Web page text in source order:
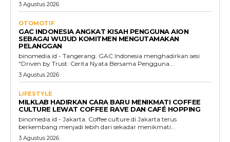
3 Agustus 2026
OTOMOTIF
GAC INDONESIA ANGKAT KISAH PENGGUNA AION
SEBAGAI WUJUD KOMITMEN MENGUTAMAKAN
PELANGGAN
binomedia.id - Tangerang. GAC Indonesia menghadirkan sesi
"Driven by Trust: Cerita Nyata Bersama Pengguna...
3 Agustus 2026
LIFESTYLE
MILKLAB HADIRKAN CARA BARU MENIKMATI COFFEE
CULTURE LEWAT COFFEE RAVE DAN CAFÉ HOPPING
binomedia.id - Jakarta. Coffee culture di Jakarta terus
berkembang menjadi lebih dari sekadar menikmati...
3 Agustus 2026